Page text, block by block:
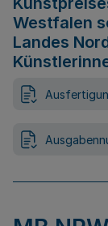
Westfalen
Landes